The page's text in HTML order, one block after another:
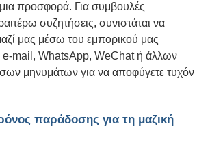
προσφορά. Για συμβουλές
συζητήσεις, συνιστάται να
μας μέσω του εμπορικού μας
e-mail, WhatsApp, WeChat ή άλλων
μηνυμάτων για να αποφύγετε τυχόν
παράδοσης για τη μαζική